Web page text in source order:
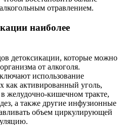
отравлением.
наиболее
детоксикации, которые можно
от алкоголя.
использование
как активированный уголь,
желудочно-кишечном тракте,
а также другие инфузионные
объем циркулирующей